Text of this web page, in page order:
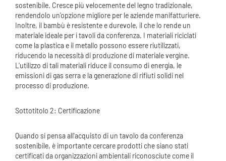
sostenibile. Cresce più velocemente del legno tradizionale,
rendendolo un'opzione migliore per le aziende manifatturiere.
Inoltre, il bambù è resistente e durevole, il che lo rende un
materiale ideale per i tavoli da conferenza. I materiali riciclati
come la plastica e il metallo possono essere riutilizzati,
riducendo la necessità di produzione di materiale vergine.
L'utilizzo di tali materiali riduce il consumo di energia, le
emissioni di gas serra e la generazione di rifiuti solidi nel
processo di produzione.
Sottotitolo 2: Certificazione
Quando si pensa all'acquisto di un tavolo da conferenza
sostenibile, è importante cercare prodotti che siano stati
certificati da organizzazioni ambientali riconosciute come il